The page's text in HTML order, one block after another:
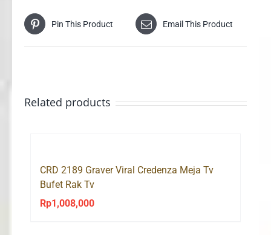
Pin This Product Email This Product
Related products
CRD 2189 Graver Viral Credenza Meja Tv
Bufet Rak Tv
Rp1,008,000